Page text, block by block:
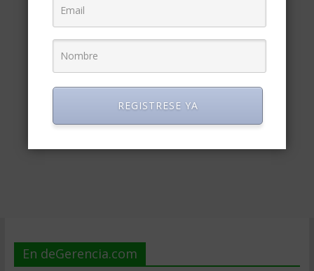
En deGerencia.com
REGISTRESE YA